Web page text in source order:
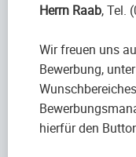
Herrn Raab, Tel.
Wir freuen uns
Bewerbung,
hierfür den